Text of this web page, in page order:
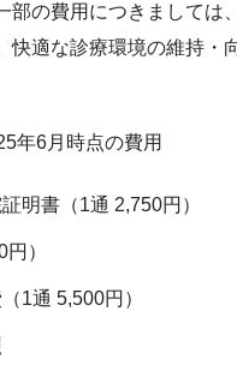
の費用につきましては
適な診療環境の維持
年6月時点の費用
明書（1通 2,750円）
）
1通 5,500円）